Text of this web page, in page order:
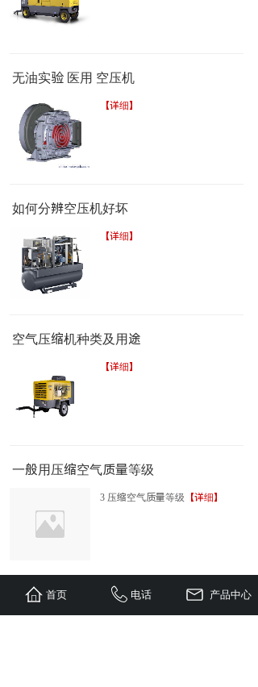
无油实验 医用 空压机
【详细】
如何分辨空压机好坏
【详细】
空气压缩机种类及用途
【详细】
一般用压缩空气质量等级
3 压缩空气质量等级 【详细】
影响空压机起动的因素有哪些
首页 电话 产品中心